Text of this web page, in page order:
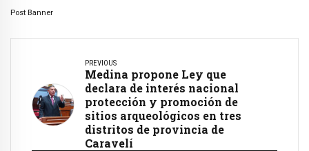
Post Banner
PREVIOUS
Medina propone Ley que
declara de interés nacional
protección y promoción de
sitios arqueológicos en tres
distritos de provincia de
Caravelí